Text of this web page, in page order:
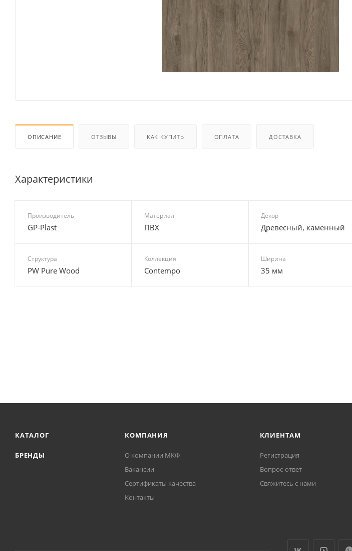
ОПИСАНИЕ ОТЗЫВЫ КАК КУПИТЬ ОПЛАТА ДОСТАВКА
Характеристики
Производитель
GP-Plast
Материал
ПВХ
Декор
Древесный, каменный
Структура
PW Pure Wood
Коллекция
Contempo
Ширина
35 мм
КАТАЛОГ
БРЕНДЫ
КОМПАНИЯ
О компании МКФ
Вакансии
Сертификаты качества
Контакты
КЛИЕНТАМ
Регистрация
Вопрос-ответ
Свяжитесь с нами